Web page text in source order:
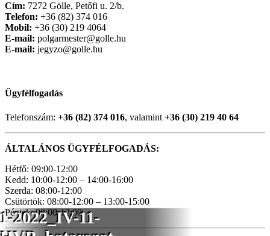
1-2022_IV-11-
Cím: 7272 Gölle, Petőfi u. 2/b.
Telefon: +36 (82) 374 016
Mobil: +36 (30) 219 4064
E-mail: polgarmester@golle.hu
E-mail: jegyzo@golle.hu
Ügyfélfogadás
Telefonszám: +36 (82) 374 016, valamint +36 (30) 219 40 64
ÁLTALÁNOS ÜGYFÉLFOGADÁS:
Hétfő: 09:00-12:00
Kedd: 10:00-12:00 – 14:00-16:00
Szerda: 08:00-12:00
Csütörtök: 08:00-12:00 – 13:00-15:00
Péntek: 08:00-12:00